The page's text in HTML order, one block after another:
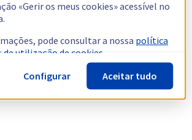
«Gerir os meus cookies» acessível no
pode consultar a nossa política
utilização de cookies.
Configurar
Aceitar tudo